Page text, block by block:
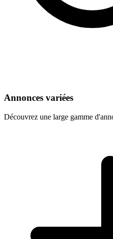
Annonces variées
Découvrez une large gamme